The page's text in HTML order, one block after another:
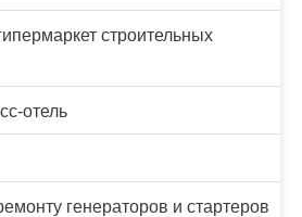
строительных
отель
генераторов и стартеров